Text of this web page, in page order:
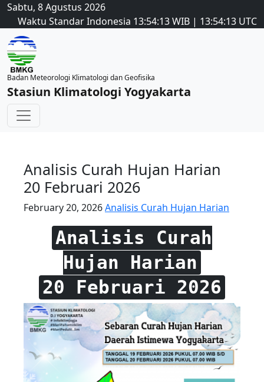
Sabtu, 8 Agustus 2026
Waktu Standar Indonesia 13:54:13WIB | 13:54:13 UTC
Badan Meteorologi Klimatologi dan Geofisika
Stasiun Klimatologi Yogyakarta
Analisis Curah Hujan Harian
20 Februari 2026
February 20, 2026Analisis Curah Hujan Harian
Analisis Curah
Hujan Harian
20 Februari 2026